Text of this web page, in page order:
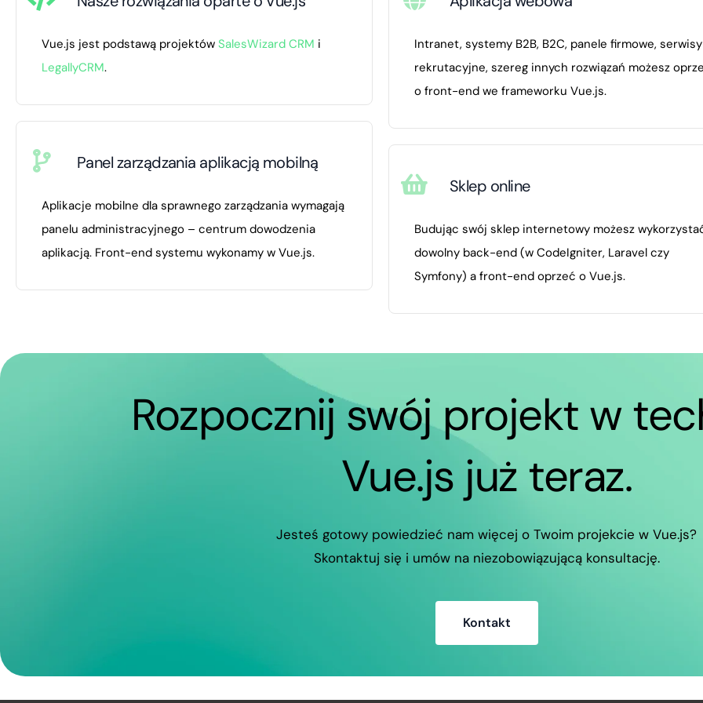
Vue.js jest podstawą projektów SalesWizard CRM i
LegallyCRM.
Panel zarządzania aplikacją mobilną
Aplikacje mobilne dla sprawnego zarządzania wymagają
panelu administracyjnego – centrum dowodzenia
aplikacją. Front-end systemu wykonamy w Vue.js.
Intranet, systemy B2B, B2C, panele firmowe, serwisy
rekrutacyjne, szereg innych rozwiązań możesz
o front-end we frameworku Vue.js.
Sklep online
Budując swój sklep internetowy możesz
dowolny back-end (w CodeIgniter, Laravel czy
Symfony) a front-end oprzeć o Vue.js.
Rozpocznij swój projekt w
Vue.js już teraz.
Jesteś gotowy powiedzieć nam więcej o Twoim projekcie w Vue.js?
Skontaktuj się i umów na niezobowiązującą konsultację.
Kontakt